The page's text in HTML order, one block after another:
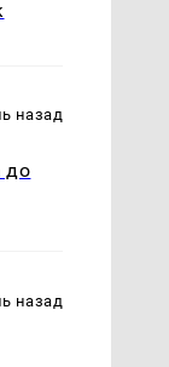
назад
до
назад